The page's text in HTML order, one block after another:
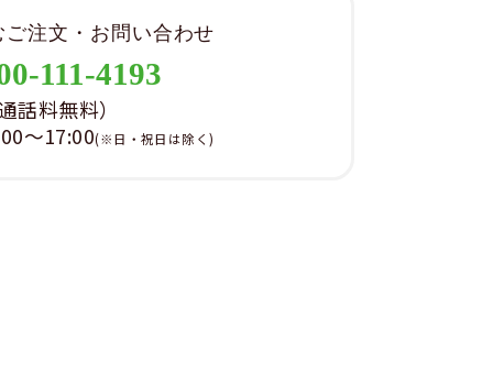
注文・お問い合わせ
111-4193
話料無料）
～17:00(※日・祝日は除く)